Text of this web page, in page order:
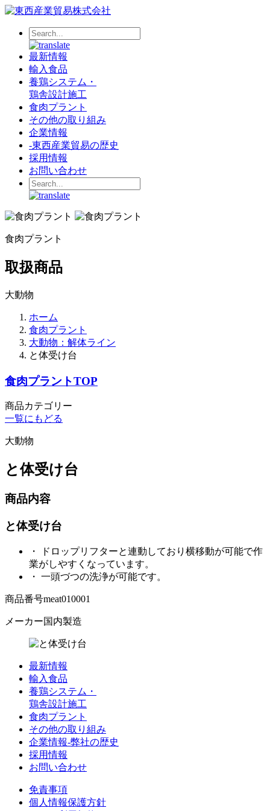
最新情報
輸入食品
養鶏システム・
鶏舎設計施工
食肉プラント
その他の取り組み
企業情報
-東西産業貿易の歴史
採用情報
お問い合わせ
食肉プラント
取扱商品
大動物
ホーム
食肉プラント
大動物：解体ライン
と体受け台
食肉プラントTOP
商品カテゴリー
一覧にもどる
大動物
と体受け台
商品内容
と体受け台
・ ドロップリフターと連動しており横移動が可能で作
業がしやすくなっています。
・ 一頭づつの洗浄が可能です。
商品番号meat010001
メーカー国内製造
最新情報
輸入食品
養鶏システム・
鶏舎設計施工
食肉プラント
その他の取り組み
企業情報-弊社の歴史
採用情報
お問い合わせ
免責事項
個人情報保護方針